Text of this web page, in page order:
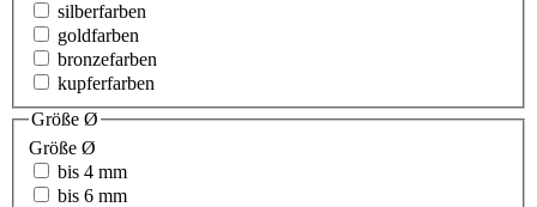
silberfarben
goldfarben
bronzefarben
kupferfarben
Größe Ø
Größe Ø
bis 4 mm
bis 6 mm